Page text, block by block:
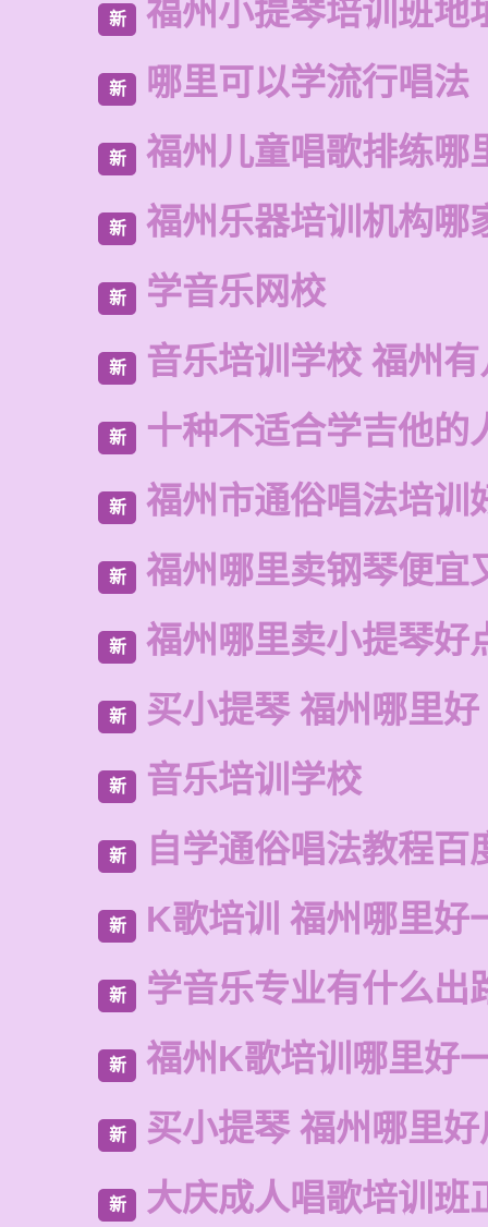
新 福州小提琴培训班地
新 哪里可以学流行唱法
新 福州儿童唱歌排练哪
新 福州乐器培训机构哪
新 学音乐网校
新 音乐培训学校 福州
新 十种不适合学吉他的
新 福州市通俗唱法培训
新 福州哪里卖钢琴便宜
新 福州哪里卖小提琴好
新 买小提琴 福州哪里好
新 音乐培训学校
新 自学通俗唱法教程百
新 K歌培训 福州哪里好
新 学音乐专业有什么出
新 福州K歌培训哪里好
新 买小提琴 福州哪里
新 大庆成人唱歌培训班